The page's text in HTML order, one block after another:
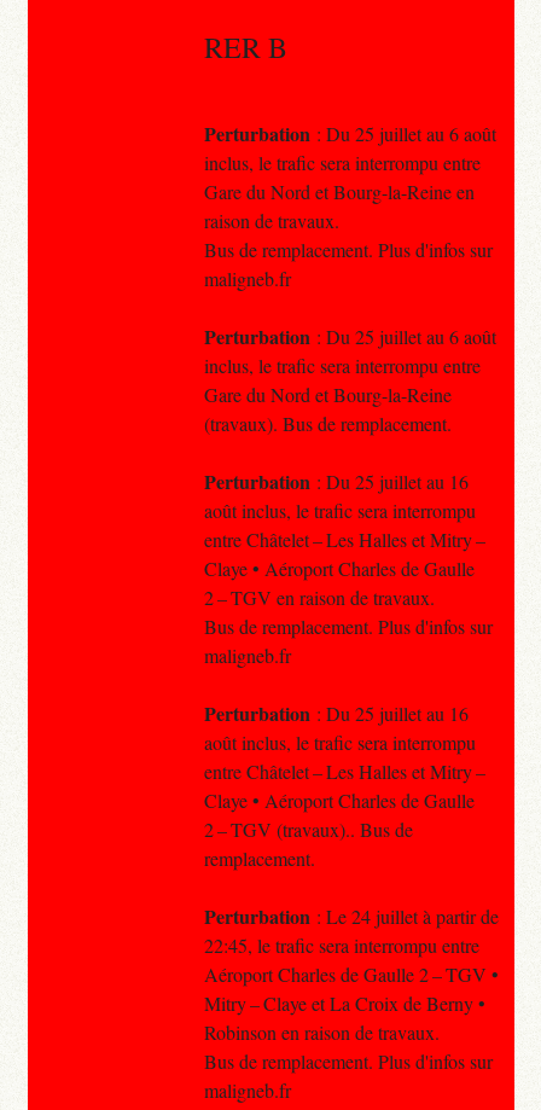
RER B
Perturbation : Du 25 juillet au 6 août
inclus, le trafic sera interrompu entre
Gare du Nord et Bourg-la-Reine en
raison de travaux.
Bus de remplacement. Plus d'infos sur
maligneb.fr
Perturbation : Du 25 juillet au 6 août
inclus, le trafic sera interrompu entre
Gare du Nord et Bourg-la-Reine
(travaux). Bus de remplacement.
Perturbation : Du 25 juillet au 16
août inclus, le trafic sera interrompu
entre Châtelet – Les Halles et Mitry –
Claye • Aéroport Charles de Gaulle
2 – TGV en raison de travaux.
Bus de remplacement. Plus d'infos sur
maligneb.fr
Perturbation : Du 25 juillet au 16
août inclus, le trafic sera interrompu
entre Châtelet – Les Halles et Mitry –
Claye • Aéroport Charles de Gaulle
2 – TGV (travaux).. Bus de
remplacement.
Perturbation : Le 24 juillet à partir de
22:45, le trafic sera interrompu entre
Aéroport Charles de Gaulle 2 – TGV •
Mitry – Claye et La Croix de Berny •
Robinson en raison de travaux.
Bus de remplacement. Plus d'infos sur
maligneb.fr